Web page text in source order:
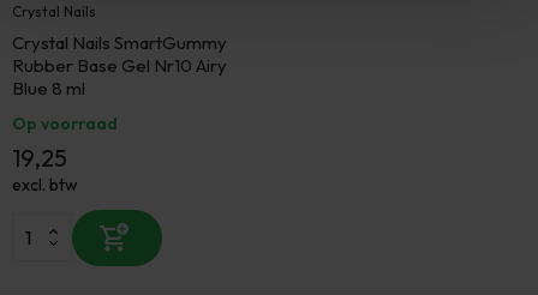
Crystal Nails
Crystal Nails SmartGummy
Rubber Base Gel Nr10 Airy
Blue 8 ml
Op voorraad
19,25
excl. btw